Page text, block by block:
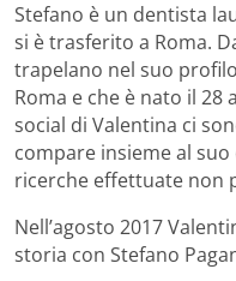
Stefano è un dentista
si è trasferito a Roma.
trapelano nel suo
Roma e che è nato il 28
social di Valentina ci
compare insieme al
ricerche effettuate non
Nell’agosto 2017
storia con Stefano